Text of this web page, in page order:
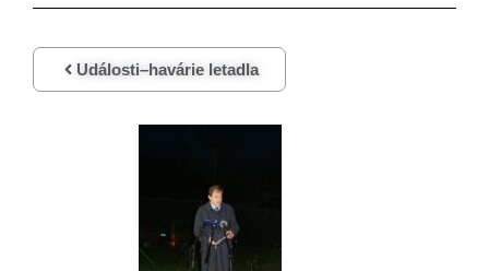
Události–havárie letadla